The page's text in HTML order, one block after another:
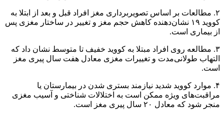
۲. مطالعات بر اساس تصویربرداری مغز افراد قبل و بعد از ابتلا به
کووید ۱۹ نشان‌دهنده کاهش حجم مغز و تغییر در ساختار مغزی پس
از بیماری است.
۳. مطالعه روی افراد مبتلا به کووید خفیف تا متوسط نشان داد که
التهاب طولانی‌مدت و تغییرات مغزی معادل هفت سال پیری مغز
است.
۴. موارد کووید شدید نیازمند بستری‌ شدن در بیمارستان یا
مراقبت‌های ویژه ممکن است به اختلالات شناختی و آسیب مغزی
منجر شود که معادل ۲۰ سال پیری مغز است.